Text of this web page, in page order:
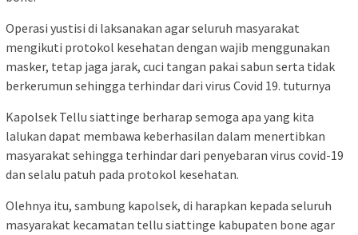
Operasi yustisi di laksanakan agar seluruh masyarakat
mengikuti protokol kesehatan dengan wajib menggunakan
masker, tetap jaga jarak, cuci tangan pakai sabun serta tidak
berkerumun sehingga terhindar dari virus Covid 19. tuturnya
Kapolsek Tellu siattinge berharap semoga apa yang kita
lalukan dapat membawa keberhasilan dalam menertibkan
masyarakat sehingga terhindar dari penyebaran virus covid-19
dan selalu patuh pada protokol kesehatan.
Olehnya itu, sambung kapolsek, di harapkan kepada seluruh
masyarakat kecamatan tellu siattinge kabupaten bone agar